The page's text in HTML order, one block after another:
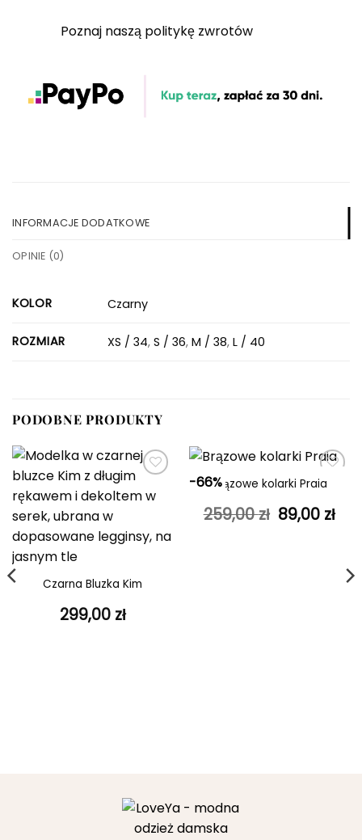
Poznaj naszą politykę zwrotów
INFORMACJE DODATKOWE
OPINIE (0)
KOLOR Czarny
ROZMIAR XS / 34,S / 36,M / 38,L / 40
PODOBNE PRODUKTY
Dodaj do
ulubionych
Czarna Bluzka Kim
299,00 zł
-66%
Dodaj do
Brązowe kolarki Praia
259,00zł Pierwotna
cena
89,00 zł